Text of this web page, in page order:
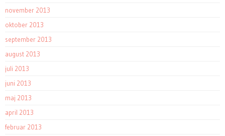
november 2013
oktober 2013
september 2013
august 2013
juli 2013
juni 2013
maj 2013
april 2013
februar 2013